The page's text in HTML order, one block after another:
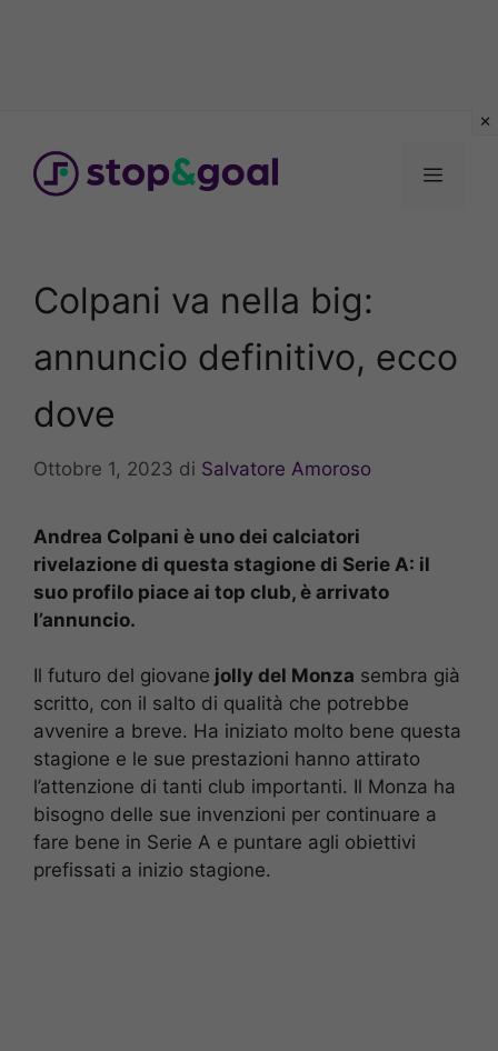
contenuto
Menu
Colpani va nella big:
annuncio definitivo, ecco
dove
Ottobre 1, 2023 di Salvatore Amoroso
Andrea Colpani è uno dei calciatori
rivelazione di questa stagione di Serie A: il
suo profilo piace ai top club, è arrivato
l’annuncio.
Il futuro del giovane jolly del Monza sembra già
scritto, con il salto di qualità che potrebbe
avvenire a breve. Ha iniziato molto bene questa
stagione e le sue prestazioni hanno attirato
l’attenzione di tanti club importanti. Il Monza ha
bisogno delle sue invenzioni per continuare a
fare bene in Serie A e puntare agli obiettivi
prefissati a inizio stagione.